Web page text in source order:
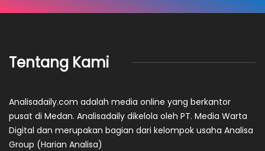
Tentang Kami
Analisadaily.com adalah media online yang berkantor
pusat di Medan. Analisadaily dikelola oleh PT. Media Warta
Digital dan merupakan bagian dari kelompok usaha Analisa
Group (Harian Analisa)